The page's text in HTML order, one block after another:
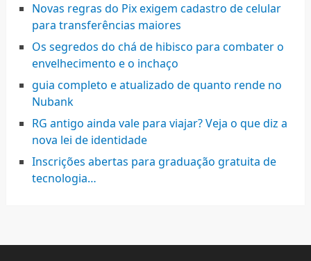
Novas regras do Pix exigem cadastro de celular
para transferências maiores
Os segredos do chá de hibisco para combater o
envelhecimento e o inchaço
guia completo e atualizado de quanto rende no
Nubank
RG antigo ainda vale para viajar? Veja o que diz a
nova lei de identidade
Inscrições abertas para graduação gratuita de
tecnologia…